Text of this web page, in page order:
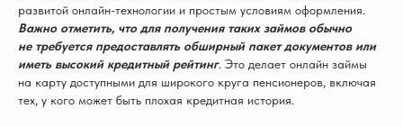
развитой онлайн-технологии и простым условиям оформления.
Важно отметить, что для получения таких займов обычно
не требуется предоставлять обширный пакет документов или
иметь высокий кредитный рейтинг. Это делает онлайн займы
на карту доступными для широкого круга пенсионеров, включая
тех, у кого может быть плохая кредитная история.